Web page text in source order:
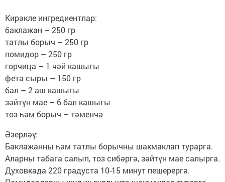
Кирәкле ингредиентлар:
баклажан – 250 гр
татлы борыч – 250 гр
помидор – 250 гр
горчица – 1 чәй кашыгы
фета сыры – 150 гр
бал – 2 аш кашыгы
зәйтүн мае – 6 бал кашыгы
тоз һәм борыч – тәменчә
Әзерләү:
Баклажанны һәм татлы борычны шакмаклап турарга.
Аларны табага салып, тоз сибәргә, зәйтүн мае салырга.
Духовкада 220 градуста 10-15 минут пешерергә.